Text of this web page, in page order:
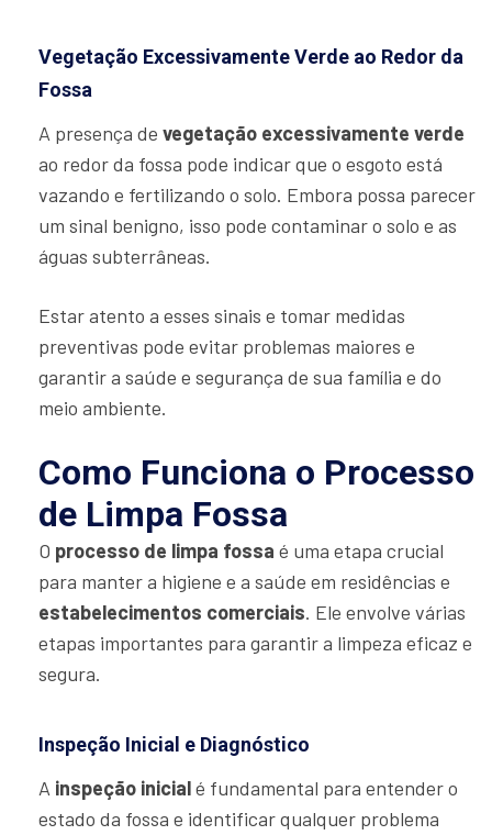
Vegetação Excessivamente Verde ao Redor da
Fossa
A presença de vegetação excessivamente verde
ao redor da fossa pode indicar que o esgoto está
vazando e fertilizando o solo. Embora possa parecer
um sinal benigno, isso pode contaminar o solo e as
águas subterrâneas.
Estar atento a esses sinais e tomar medidas
preventivas pode evitar problemas maiores e
garantir a saúde e segurança de sua família e do
meio ambiente.
Como Funciona o Processo
de Limpa Fossa
O processo de limpa fossa é uma etapa crucial
para manter a higiene e a saúde em residências e
estabelecimentos comerciais. Ele envolve várias
etapas importantes para garantir a limpeza eficaz e
segura.
Inspeção Inicial e Diagnóstico
A inspeção inicialé fundamental para entender o
estado da fossa e identificar qualquer problema